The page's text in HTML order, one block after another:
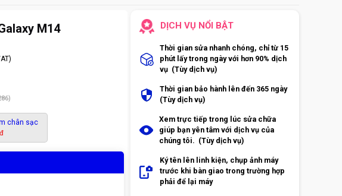
M14
)
chân sạc
DỊCH VỤ NỔI BẬT
Thời gian sửa nhanh chóng, chỉ từ 15
phút lấy trong ngày với hơn 90% dịch
vụ (Tùy dịch vụ)
Thời gian bảo hành lên đến 365 ngày
(Tùy dịch vụ)
Xem trực tiếp trong lúc sửa chữa
giúp bạn yên tâm với dịch vụ của
chúng tôi. (Tùy dịch vụ)
Ký tên lên linh kiện, chụp ảnh máy
trước khi bàn giao trong trường hợp
phải để lại máy